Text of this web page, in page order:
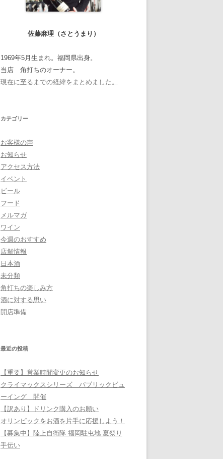
佐藤麻理（さとうまり）
1969年5月生まれ。福岡県出身。
当店 角打ちのオーナー。
現在に至るまでの経緯をまとめました。
カテゴリー
お客様の声
お知らせ
アクセス方法
イベント
ビール
フード
メルマガ
ワイン
今週のおすすめ
店舗情報
日本酒
未分類
角打ちの楽しみ方
酒に対する思い
開店準備
最近の投稿
【重要】営業時間変更のお知らせ
クライマックスシリーズ パブリックビュ
ーイング 開催
【訳あり】ドリンク購入のお願い
オリンピックをお酒を片手に応援しよう！
【募集中】陸上自衛隊 福岡駐屯地 夏祭り
手伝い